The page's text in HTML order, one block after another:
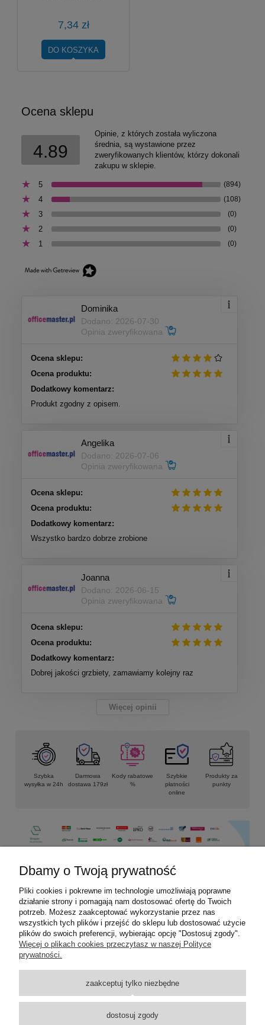
7,34 zł
DO KOSZYKA
Ocena sklepu
4.89
Opinie, z których została wyliczona
średnia, są wystawione przez
zweryfikowanych klientów, którzy dokonali
zakupu w sklepie.
5 (894)
4 (108)
3 (0)
2 (0)
1 (0)
Dominika
Dodano: 2026-07-30
Opinia zweryfikowana
Ocena sklepu:
Ocena produktu:
Dodatkowy komentarz:
Produkt zgodny z opisem.
Angelika
Dodano: 2026-07-06
Opinia zweryfikowana
Ocena sklepu:
Ocena produktu:
Dodatkowy komentarz:
Wszystko bardzo dobrze zrobione
Joanna
Dodano: 2026-06-15
Opinia zweryfikowana
Ocena sklepu:
Ocena produktu:
Dodatkowy komentarz:
Dobrej jakości grzbiety, zamawiamy kolejny raz
Więcej opinii
Szybka
wysyłka w 24h
Darmowa
dostawa 179zł
Kody rabatowe
%
Szybkie
płatności
online
Produkty za
punkty
Informacje
Płatności i dostawa
Moje konto
Pomoc
Kontakt
Dbamy o Twoją prywatność
Pliki cookies i pokrewne im technologie umożliwiają poprawne
działanie strony i pomagają nam dostosować ofertę do Twoich
potrzeb. Możesz zaakceptować wykorzystanie przez nas
wszystkich tych plików i przejść do sklepu lub dostosować użycie
plików do swoich preferencji, wybierając opcję "Dostosuj zgody".
Więcej o plikach cookies przeczytasz w naszej Polityce
prywatności.
zaakceptuj tylko niezbędne
dostosuj zgody